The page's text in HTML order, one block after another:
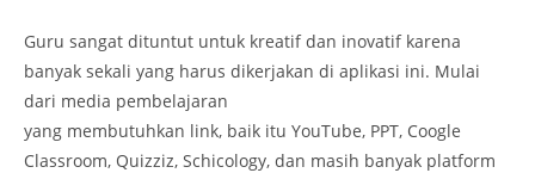
Guru sangat dituntut untuk kreatif dan inovatif karena
banyak sekali yang harus dikerjakan di aplikasi ini. Mulai
dari media pembelajaran
yang membutuhkan link, baik itu YouTube, PPT, Coogle
Classroom, Quizziz, Schicology, dan masih banyak platform